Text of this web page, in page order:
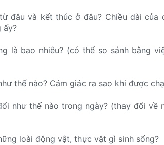
đâu và kết thúc ở đâu? Chiều dài của
ấy?
là bao nhiêu? (có thể so sánh bằng
thế nào? Cảm giác ra sao khi được
như thế nào trong ngày? (thay đổi về
loài động vật, thực vật gì sinh sống?